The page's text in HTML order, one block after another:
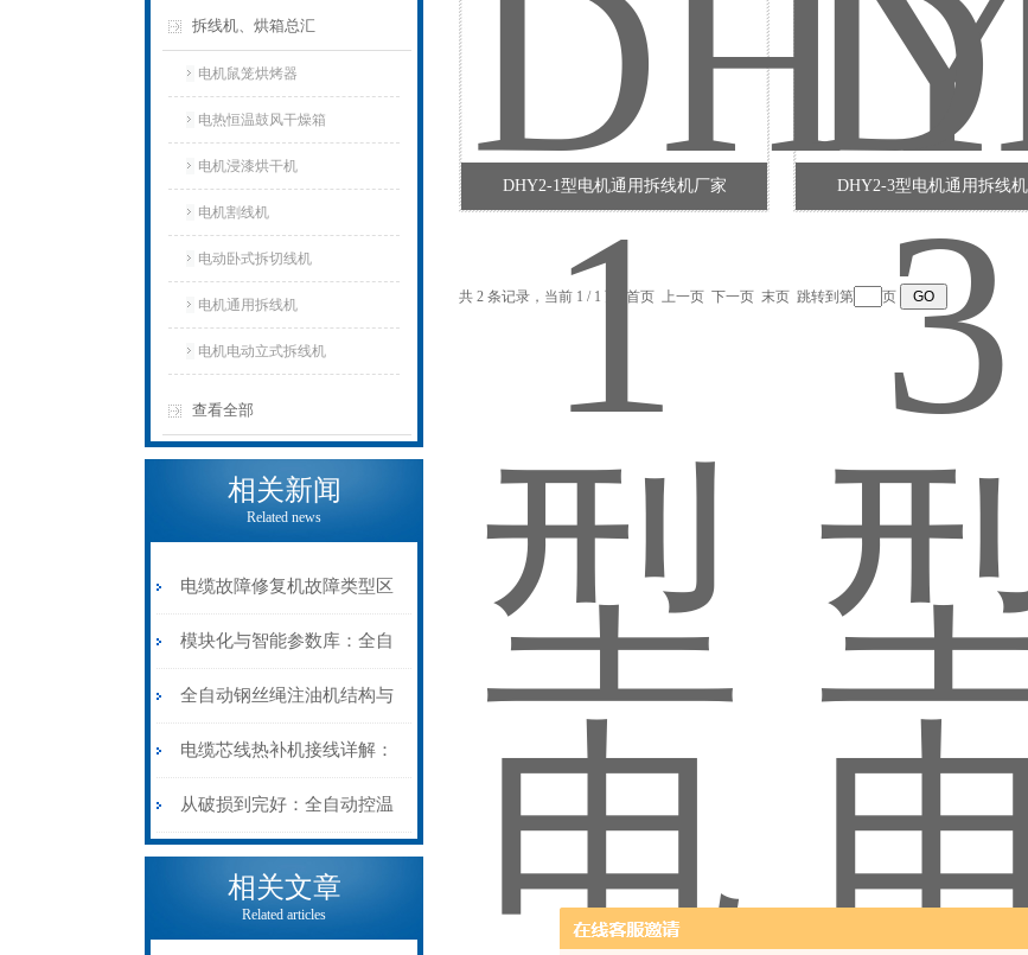
拆线机、烘箱总汇
电机鼠笼烘烤器
电热恒温鼓风干燥箱
电机浸漆烘干机
电机割线机
电动卧式拆切线机
电机通用拆线机
电机电动立式拆线机
查看全部
相关新闻
Related news
电缆故障修复机故障类型区
分指南：从“绝缘电
阻”到“波形特征”的精准诊
断逻辑
模块化与智能参数库：全自
动电缆修复机的快速换型逻
辑
全自动钢丝绳注油机结构与
工作原理：揭秘高效润滑的
机械密码
电缆芯线热补机接线详解：
从入门到精通
从破损到完好：全自动控温
电缆热补机的核心价值
相关文章
Related articles
DHY2-1型电机通用拆线机厂家 DHY2-3型电机通用拆线
共 2 条记录，当前 1 / 1 页 首页 上一页 下一页 末页 跳转到第 页